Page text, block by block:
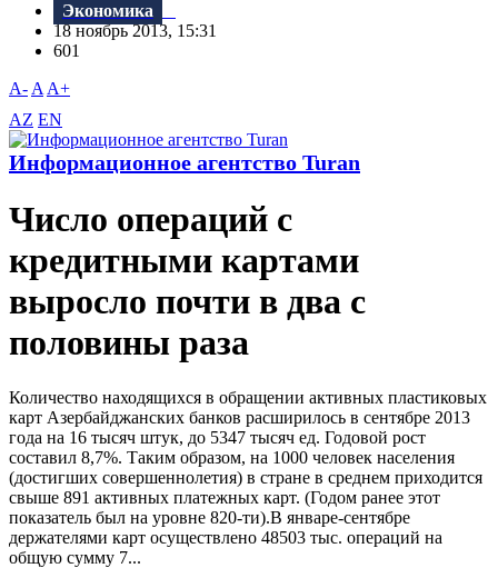
Экономика
18 ноябрь 2013, 15:31
601
A- A A+
AZ EN
Информационное агентство Turan
Число операций с
кредитными картами
выросло почти в два с
половины раза
Количество находящихся в обращении активных пластиковых
карт Азербайджанских банков расширилось в сентябре 2013
года на 16 тысяч штук, до 5347 тысяч ед. Годовой рост
составил 8,7%. Таким образом, на 1000 человек населения
(достигших совершеннолетия) в стране в среднем приходится
свыше 891 активных платежных карт. (Годом ранее этот
показатель был на уровне 820-ти).В январе-сентябре
держателями карт осуществлено 48503 тыс. операций на
общую сумму 7...